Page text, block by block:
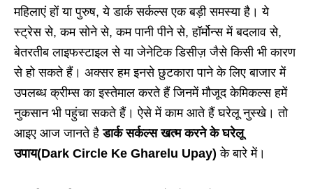
महिलाएं हों या पुरुष, ये डार्क सर्कल्स एक बड़ी समस्या है। ये
स्ट्रेस से, कम सोने से, कम पानी पीने से, हॉर्मोन्स में बदलाव से,
बेतरतीब लाइफस्टाइल से या जेनेटिक डिसीज़ जैसे किसी भी कारण
से हो सकते हैं। अक्सर हम इनसे छुटकारा पाने के लिए बाजार में
उपलब्ध क्रीम्स का इस्तेमाल करते हैं जिनमें मौजूद केमिकल्स हमें
नुकसान भी पहुंचा सकते हैं। ऐसे में काम आते हैं घरेलू नुस्खे। तो
आइए आज जानते हैडार्क सर्कल्स खत्म करने के घरेलू
उपाय(Dark Circle Ke Gharelu Upay) के बारे में।